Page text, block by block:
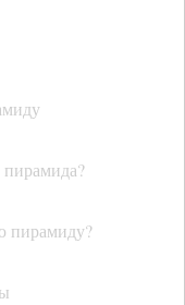
пирамида?
пирамиду?